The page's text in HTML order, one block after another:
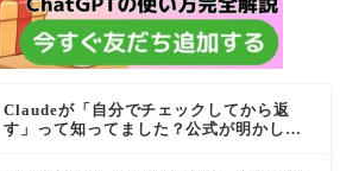
Claudeが「自分でチェックしてから返
す」って知ってました？公式が明かし